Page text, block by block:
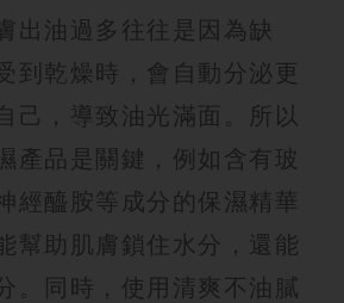
出油過多往往是因為缺
到乾燥時，會自動分泌更
己，導致油光滿面。所以
產品是關鍵，例如含有玻
經醯胺等成分的保濕精華
幫助肌膚鎖住水分，還能
。同時，使用清爽不油膩